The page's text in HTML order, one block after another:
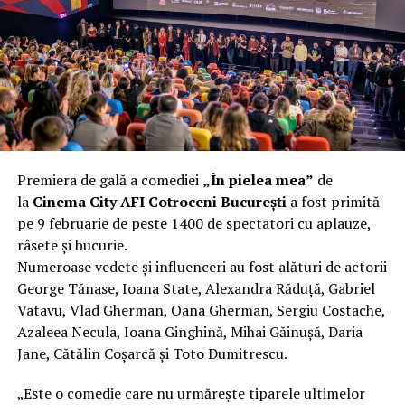
încât nu a mai putut fi pliat. Proprietarul l-a aruncat la
fier vechi a doua zi. Asta ca să fie clar de la început: nu
vorbim despre preferințe estetice, ci despre
funcționalitate reală.
Aluminiul, pe scurt: ușor,
rezistent la coroziune, dar cu
nuanțe
Aluminiul e materialul care apare primul în conversație
când cineva caută un pavilion ușor. Și pe bună dreptate.
Densitatea aluminiului e de aproximativ 2,7 g/cm³, față
de circa 7,8 g/cm³ pentru oțel. Practic, la un volum
identic, aluminiul cântărește cam o treime din greutatea
oțelului. Pentru oricine transportă, montează și
demontează frecvent o structură, diferența asta se
simte enorm.
Premiera de gală a comediei „În pielea mea” de
la Cinema City AFI Cotroceni Bucureștia fost primită
pe 9 februarie de peste 1400 de spectatori cu aplauze,
râsete și bucurie.
Numeroase vedete și influenceri au fost alături de actorii
George Tănase, Ioana State, Alexandra Răduță, Gabriel
Vatavu, Vlad Gherman, Oana Gherman, Sergiu Costache,
Azaleea Necula, Ioana Ginghină, Mihai Găinușă, Daria
Jane, Cătălin Coșarcă și Toto Dumitrescu.
„Este o comedie care nu urmărește tiparele ultimelor